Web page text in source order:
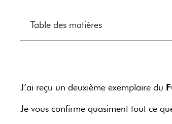
Table des matières
J’ai reçu un deuxième exemplaire du
Je vous confirme quasiment tout ce